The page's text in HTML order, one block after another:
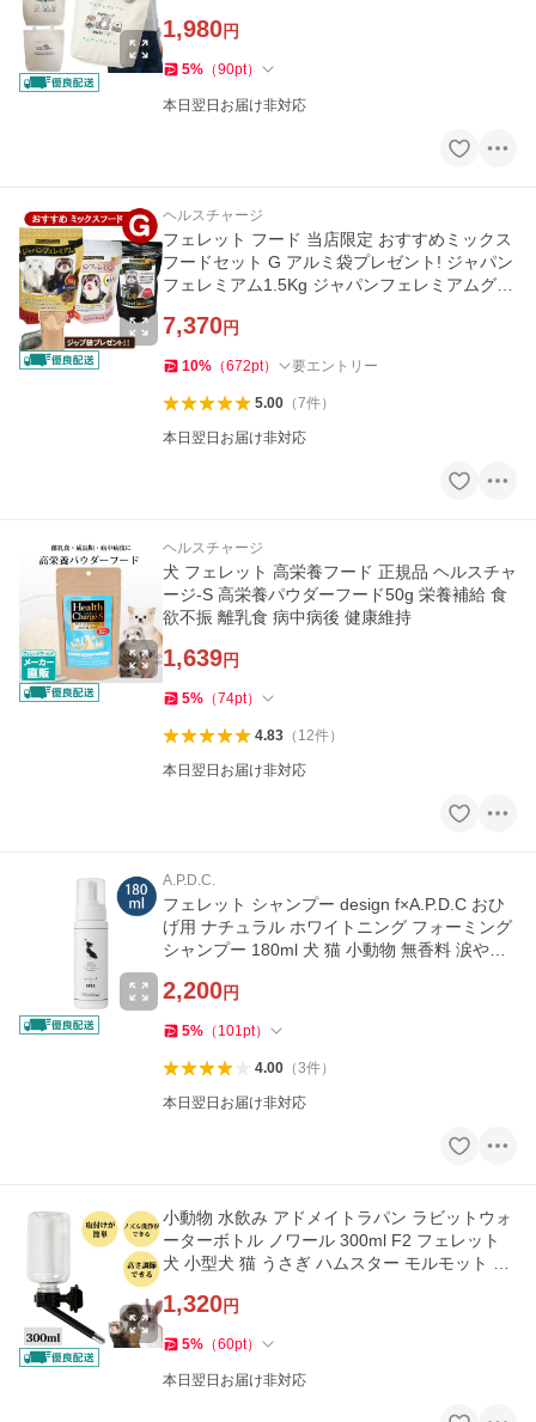
1,980円
5% （90pt）
本日翌日お届け非対応
ヘルスチャージ
フェレット フード 当店限定 おすすめミックス
フードセット G アルミ袋プレゼント! ジャパン
フェレミアム1.5Kg ジャパンフェレミアムグル
7,370円
10% （672pt） 要エントリー
5.00（7件）
本日翌日お届け非対応
ヘルスチャージ
犬 フェレット 高栄養フード 正規品 ヘルスチャ
ージ-S 高栄養パウダーフード50g 栄養補給 食
欲不振 離乳食 病中病後 健康維持
1,639円
5% （74pt）
4.83（ 12件）
本日翌日お届け非対応
A.P.D.C.
フェレット シャンプー design f×A.P.D.C おひ
げ用 ナチュラル ホワイトニング フォーミング
シャンプー 180ml 犬 猫 小動物 無香料 涙やけ
2,200円
5% （ 101pt）
4.00（3件）
本日翌日お届け非対応
小動物 水飲み アドメイトラパン ラビットウォ
ーターボトル ノワール 300ml F2 フェレット
犬 小型犬 猫 うさぎ ハムスター モルモット 給
1,320円
5% （60pt）
本日翌日お届け非対応